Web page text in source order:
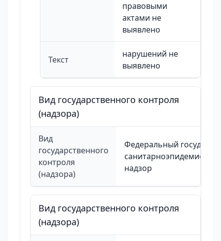
правовыми
актами не
выявлено
Текст
нарушений не
выявлено
Вид государственного контроля
(надзора)
Вид
государственного
контроля
(надзора)
Федеральный
надзор
Вид государственного контроля
(надзора)